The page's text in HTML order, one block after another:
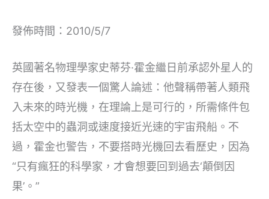
發佈時間：2010/5/7
英國著名物理學家史蒂芬·霍金繼日前承認外星人的
存在後，又發表一個驚人論述：他聲稱帶著人類飛
入未來的時光機，在理論上是可行的，所需條件包
括太空中的蟲洞或速度接近光速的宇宙飛船。不
過，霍金也警告，不要搭時光機回去看歷史，因為
“只有瘋狂的科學家，才會想要回到過去‘顛倒因
果’。”